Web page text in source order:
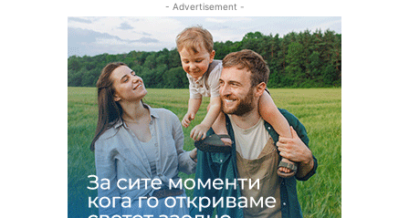
- Advertisement -